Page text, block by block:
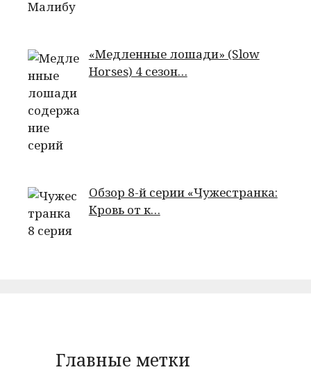
«Медленные лошади» (Slow
Horses) 4 сезон…
Обзор 8-й серии «Чужестранка:
Кровь от к…
Главные метки